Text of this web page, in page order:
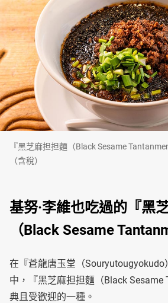
『黑芝麻担担麵（Black Sesame
（含稅）
基努·李維也吃過的『黑
（Black Sesame
在『蒼龍唐玉堂（Souryutougyokudo
中，『黑芝麻担担麵（Black Sesame
典且受歡迎的一種。